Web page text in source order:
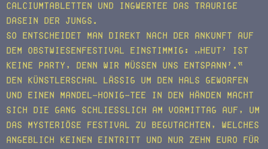
Calciumtabletten und Ingwertee das traurige
Dasein der Jungs.
So entscheidet man direkt nach der Ankunft auf
dem Obstwiesenfestival einstimmig: „Heut’ ist
keine Party, denn wir müssen uns entspann’.“
Den Künstlerschal lässig um den Hals geworfen
und einen Mandel-Honig-Tee in den Händen macht
sich die Gang schließlich am Vormittag auf, um
das mysteriöse Festival zu begutachten, welches
angeblich keinen Eintritt und nur zehn Euro für